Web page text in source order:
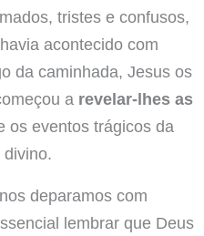
tristes e confusos,
acontecido com
da caminhada, Jesus os
a revelar-lhes as
os eventos trágicos da
deparamos com
lembrar que Deus